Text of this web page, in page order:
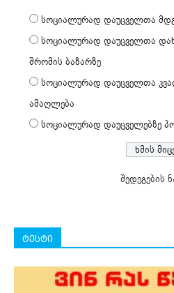
სოციალურად დაუცველთა
სოციალურად დაუცველთა
შრომის ბაზარზე
სოციალურად დაუცველთა
ამაღლება
სოციალურად დაუცველებზე
შედეგების
ტესტი